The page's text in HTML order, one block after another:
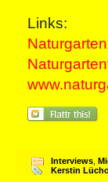
Links:
Interviews
Kerstin